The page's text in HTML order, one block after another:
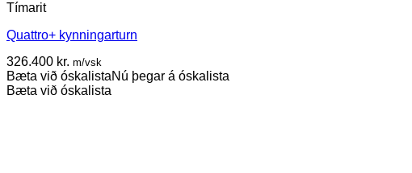
has
variants.
options
may
be
Tímarit
Quattro+ kynningarturn
326.400 kr. m/vsk
Bæta við óskalistaNú þegar á óskalista
Bæta við óskalista